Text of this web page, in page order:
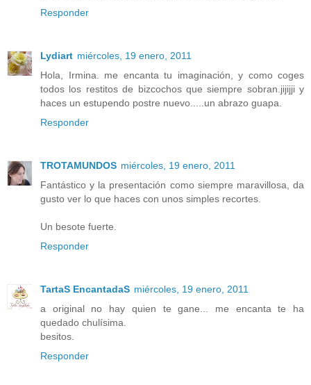
Responder
Lydiart miércoles, 19 enero, 2011
Hola, Irmina. me encanta tu imaginación, y como coges
todos los restitos de bizcochos que siempre sobran.jijijji y
haces un estupendo postre nuevo.....un abrazo guapa.
Responder
TROTAMUNDOS miércoles, 19 enero, 2011
Fantástico y la presentación como siempre maravillosa, da
gusto ver lo que haces con unos simples recortes.
Un besote fuerte.
Responder
TartaS EncantadaS miércoles, 19 enero, 2011
a original no hay quien te gane... me encanta te ha
quedado chulísima.
besitos.
Responder